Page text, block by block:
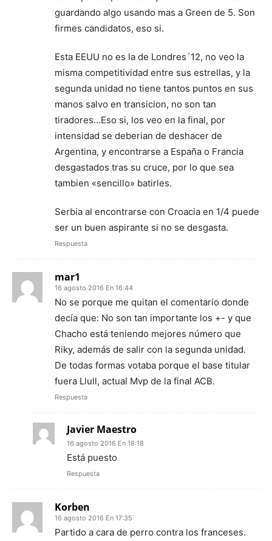
guardando algo usando mas a Green de 5. Son
firmes candidatos, eso si.
Esta EEUU no es la de Londres´12, no veo la
misma competitividad entre sus estrellas, y la
segunda unidad no tiene tantos puntos en sus
manos salvo en transicion, no son tan
tiradores…Eso si, los veo en la final, por
intensidad se deberian de deshacer de
Argentina, y encontrarse a España o Francia
desgastados tras su cruce, por lo que sea
tambien «sencillo» batirles.
Serbia al encontrarse con Croacia en 1/4 puede
ser un buen aspirante si no se desgasta.
Respuesta
mar1
16 agosto 2016 En 16:44
No se porque me quitan el comentario donde
decía que: No son tan importante los +- y que
Chacho está teniendo mejores número que
Riky, además de salir con la segunda unidad.
De todas formas votaba porque el base titular
fuera Llull, actual Mvp de la final ACB.
Respuesta
Javier Maestro
16 agosto 2016 En 18:18
Está puesto
Respuesta
Korben
16 agosto 2016 En 17:35
Partido a cara de perro contra los franceses.